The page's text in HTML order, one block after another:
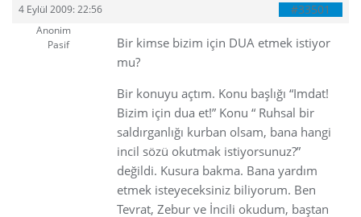
4 Eylül 2009: 22:56 #33501
Anonim
Pasif
Bir kimse bizim için DUA etmek istiyor
mu?
Bir konuyu açtım. Konu başlığı “Imdat!
Bizim için dua et!” Konu “ Ruhsal bir
saldırganlığı kurban olsam, bana hangi
incil sözü okutmak istiyorsunuz?”
değildi. Kusura bakma. Bana yardım
etmek isteyeceksiniz biliyorum. Ben
Tevrat, Zebur ve İncili okudum, baştan